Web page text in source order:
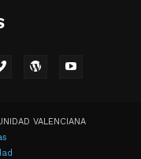
VALENCIANA